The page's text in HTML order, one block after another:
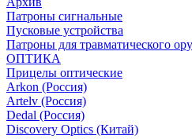
Патроны сигнальные
Пусковые устройства
Патроны для травматического
ОПТИКА
Прицелы оптические
Arkon (Россия)
Artelv (Россия)
Dedal (Россия)
Discovery Optics (Китай)